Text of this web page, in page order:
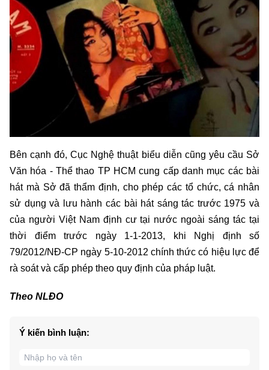
Bên cạnh đó, Cục Nghệ thuật biểu diễn cũng yêu cầu Sở
Văn hóa - Thể thao TP HCM cung cấp danh mục các bài
hát mà Sở đã thẩm định, cho phép các tổ chức, cá nhân
sử dụng và lưu hành các bài hát sáng tác trước 1975 và
của người Việt Nam định cư tại nước ngoài sáng tác tại
thời điểm trước ngày 1-1-2013, khi Nghị định số
79/2012/NĐ-CP ngày 5-10-2012 chính thức có hiệu lực để
rà soát và cấp phép theo quy định của pháp luật.
Theo NLĐO
Ý kiến bình luận: